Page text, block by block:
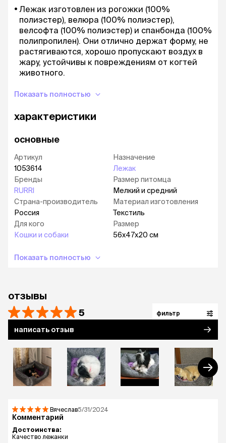
Лежак изготовлен из рогожки (100%
полиэстер), велюра (100% полиэстер),
велсофта (100% полиэстер) и спанбонда (100%
полипропилен). Они отлично держат форму, не
растягиваются, хорошо пропускают воздух в
жару, устойчивы к повреждениям от когтей
животного.
холлофайбер. Материал устойчив к плесени,
вызывает аллергию. В нем не заводятся
человека и животного.
В комплекте идет мягкая подушка, которую
можно достать. Подушка имеет две стороны:
одна сторона более теплая, вторая более
прохладная.
Мягкие и удобные боковые стенки.
Подойдет кошкам и собакам мелких и
средних пород.
Рекомендации по уходу:
Показать полностью
характеристики
основные
Артикул
1053614
Бренды
RURRI
Страна-производитель
Россия
Для кого
Кошки и собаки
Назначение
Лежак
Размер питомца
Мелкий и средний
Материал изготовления
Текстиль
Размер
56х47х20 см
Показать полностью
отзывы
5 фильтр
написать отзыв
Вячеслав5/31/2024
Комментарий
Достоинства:
Качество лежанки